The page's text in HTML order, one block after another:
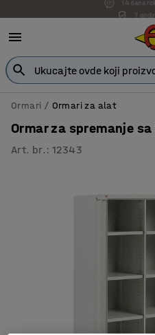
7
Ormari Ormari za alat
Ormar za spremanje
Art. br. :12343